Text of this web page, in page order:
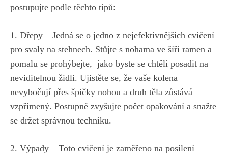
postupujte podle⁣ těchto tipů:
1. Dřepy – Jedná se o jedno z nejefektivnějších‍ cvičení⁤
pro svaly na ⁢stehnech.⁢ Stůjte s nohama ⁣ve šíři​ ramen a
⁣pomalu se prohýbejte, ⁤ jako byste se ‍chtěli posadit na
neviditelnou židli. Ujistěte se,⁢ že ⁤vaše‌ kolena
nevybočují přes špičky nohou a druh těla ​zůstává
vzpřímený. Postupně zvyšujte počet opakování a⁣ snažte
se držet ​správnou techniku.
2. Výpady – Toto cvičení⁢ je zaměřeno na ‍posílení